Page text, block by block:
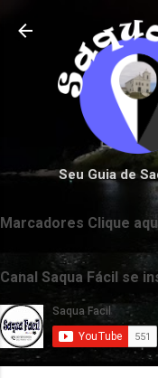
Pular
Seu Guia de
Marcadores Clique
Canal Saqua Fácil se